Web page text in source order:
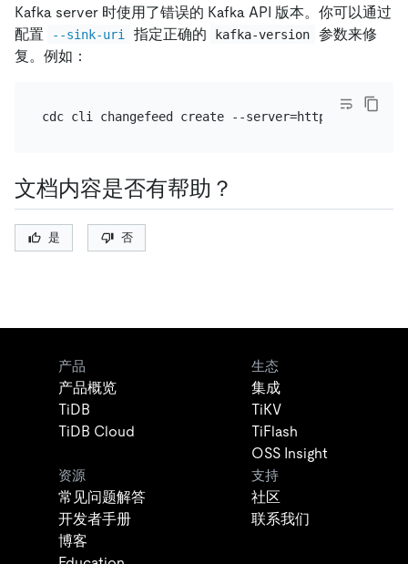
Kafka server 时使用了错误的 Kafka API 版本。你可以通过
配置
--sink-uri 指定正确的 kafka-version
参数来修
复。例如：
cdc cli changefeed create --server=http://
文档内容是否有帮助？
是 否
产品
产品概览
TiDB
TiDB Cloud
生态
集成
TiKV
TiFlash
OSS Insight
资源
常见问题解答
开发者手册
博客
支持
社区
联系我们